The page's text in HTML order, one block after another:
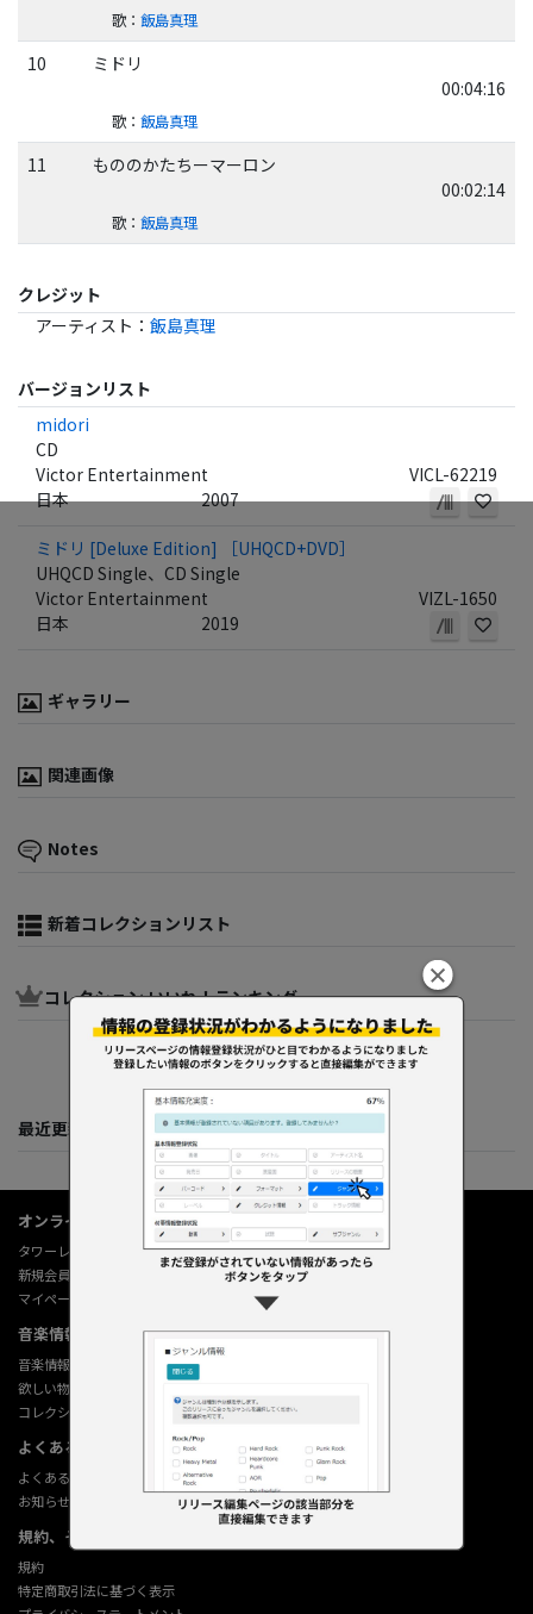
歌： 飯島真理
10
ミドリ
00:04:16
歌： 飯島真理
11
もののかたちーマーロン
00:02:14
歌： 飯島真理
クレジット
アーティスト ： 飯島真理
バージョンリスト
midori
CD
Victor Entertainment
VICL-62219
日本
2007
ミドリ [Deluxe Edition] ［UHQCD+DVD］
UHQCD Single、CD Single
Victor Entertainment
VIZL-1650
日本
2019
ギャラリー
関連画像
Notes
新着コレクションリスト
コレクション いいね！ランキング
最近更新してくれた人たち
オンラインショップ情報
タワーレコード オンライン
新規会員登録
マイページ
音楽情報データベース
音楽情報データベース
欲しい物リストの使い方
コレクション機能の使い方
よくあるご質問 (Q&A)
よくあるご質問 (Q&A)
お知らせ
規約、その他
規約
特定商取引法に基づく表示